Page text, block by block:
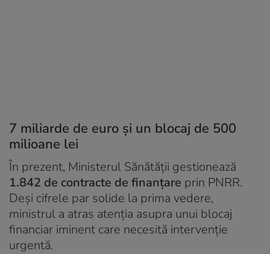
7 miliarde de euro și un blocaj de 500
milioane lei
În prezent, Ministerul Sănătății gestionează
1.842 de contracte de finanțare prin PNRR.
Deși cifrele par solide la prima vedere,
ministrul a atras atenția asupra unui blocaj
financiar iminent care necesită intervenție
urgentă.